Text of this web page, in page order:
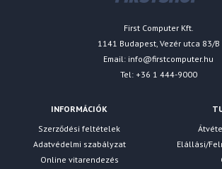
First Computer Kft.
1141 Budapest, Vezér utca 83/B
Email: info@firstcomputer.hu
Tel: +36 1 444-9000
INFORMÁCIÓK
Szerződési feltételek
Adatvédelmi szabályzat
Online vitarendezés
Elállási/